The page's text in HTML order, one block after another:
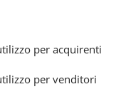
per acquirenti
per venditori